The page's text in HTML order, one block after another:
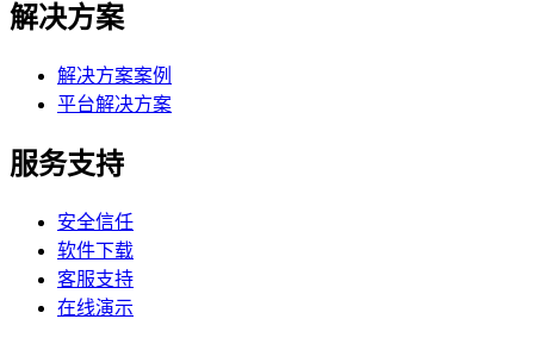
解决方案
解决方案案例
平台解决方案
服务支持
安全信任
软件下载
客服支持
在线演示